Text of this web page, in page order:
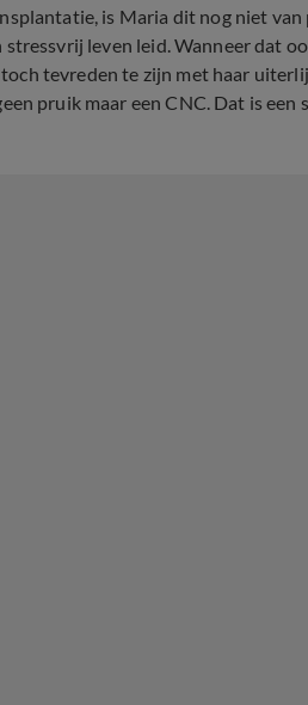
is Maria dit nog niet
leven leid. Wanneer dat
tevreden te zijn met haar
pruik maar een CNC. Dat is een